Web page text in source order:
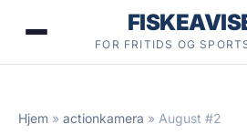
FOR FRITIDS OG
Hjem » actionkamera » August #2